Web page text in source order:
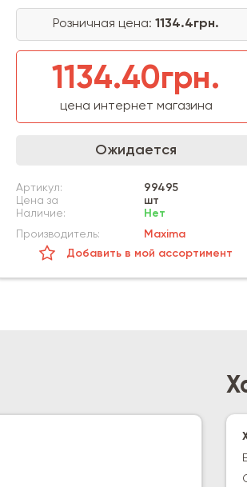
Розничная цена:1134.4грн.
1134.40грн.
цена интернет магазина
Ожидается
Артикул:
99495
Цена за
шт
Наличие:
Нет
Производитель:
Maxima
Добавить в мой ассортимент